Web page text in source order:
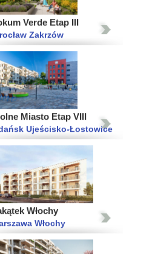
Zakrzów
Miasto Etap VIII
Ujeścisko-Łostowice
Włochy
Włochy